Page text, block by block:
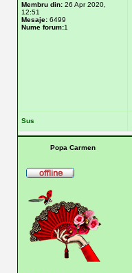
Membru din: 26 Apr 2020,
12:51
Mesaje: 6499
Nume forum:1
Sus
Popa Carmen